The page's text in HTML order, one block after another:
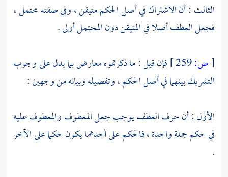
الثالث : أن الاشتراك في أصل الحكم متيقن ، وفي صفته محتمل ،
فجعل العطف أصلا في المتيقن دون المحتمل أولى .
[ص:
فإن قيل : ما ذكرتموه معارض بما يدل على وجوب
التشريك بينهما في أصل الحكم ، وتفصيله وبيانه من وجهين :
الأول : أن حرف العطف يوجب جعل المعطوف والمعطوف عليه
في حكم جملة واحدة ، فالحكم على أحدهما يكون حكما على الآخر
.